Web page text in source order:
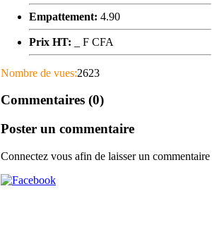
Empattement: 4.90
Prix HT: _ F CFA
Nombre de vues:2623
Commentaires (0)
Poster un commentaire
Connectez vous afin de laisser un commentaire